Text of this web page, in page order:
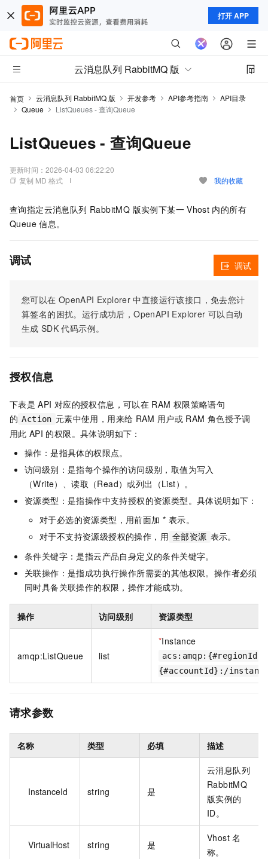
打开 APP
云消息队列 RabbitMQ 版
首页 云消息队列 RabbitMQ 版 开发参考 API参考指南
API目录
Queue
ListQueues - 查询Queue
ListQueues - 查询Queue
更新时间： 2026-04-03 06:22:20
复制 MD 格式
我的收藏
查询指定云消息队列 RabbitMQ 版实例下某一 Vhost 内的所有
Queue 信息。
调试
您可以在 OpenAPI Explorer 中直接运行该接口，免去您计
算签名的困扰。运行成功后，OpenAPI Explorer 可以自动
生成 SDK 代码示例。
调试
授权信息
下表是 API 对应的授权信息，可以在 RAM 权限策略语句
的 Action 元素中使用，用来给 RAM 用户或 RAM 角色授予调
用此 API 的权限。具体说明如下：
操作：是指具体的权限点。
访问级别：是指每个操作的访问级别，取值为写入
（Write）、读取（Read）或列出（List）。
资源类型：是指操作中支持授权的资源类型。具体说明如下：
对于必选的资源类型，用前面加 * 表示。
对于不支持资源级授权的操作，用 全部资源 表示。
条件关键字：是指云产品自身定义的条件关键字。
关联操作：是指成功执行操作所需要的其他权限。操作者必须
同时具备关联操作的权限，操作才能成功。
操作 访问级别 资源类型
amqp:ListQueue list
*Instance
acs:amqp:{#regionId}:
{#accountId}:/
请求参数
名称 类型 必填 描述
InstanceId string 是
云消息队列
RabbitMQ
版实例的
ID。
VirtualHost string 是
Vhost 名
称。